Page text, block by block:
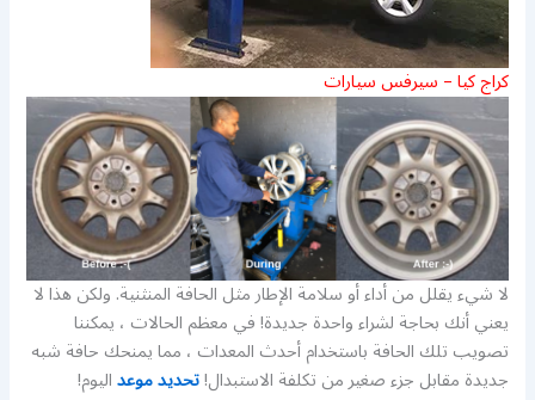
كراج كيا – سيرفس سيارات
لا شيء يقلل من أداء أو سلامة الإطار مثل الحافة المنثنية. ولكن هذا لا
يعني أنك بحاجة لشراء واحدة جديدة! في معظم الحالات ، يمكننا
تصويب تلك الحافة باستخدام أحدث المعدات ، مما يمنحك حافة شبه
جديدة مقابل جزء صغير من تكلفة الاستبدال!تحديد موعداليوم!